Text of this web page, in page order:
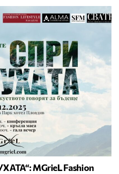
MGrieL Fashion